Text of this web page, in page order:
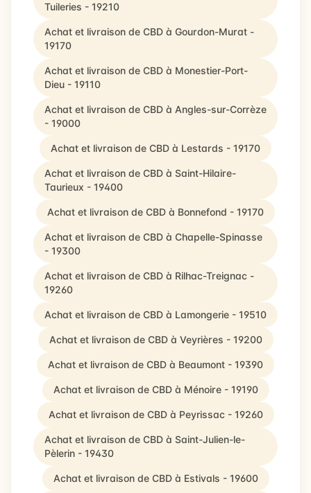
Tuileries - 19210
Achat et livraison de CBD à Gourdon-Murat -
19170
Achat et livraison de CBD à Monestier-Port-
Dieu - 19110
Achat et livraison de CBD à Angles-sur-Corrèze
- 19000
Achat et livraison de CBD à Lestards - 19170
Achat et livraison de CBD à Saint-Hilaire-
Taurieux - 19400
Achat et livraison de CBD à Bonnefond - 19170
Achat et livraison de CBD à Chapelle-Spinasse
- 19300
Achat et livraison de CBD à Rilhac-Treignac -
19260
Achat et livraison de CBD à Lamongerie - 19510
Achat et livraison de CBD à Veyrières - 19200
Achat et livraison de CBD à Beaumont - 19390
Achat et livraison de CBD à Ménoire - 19190
Achat et livraison de CBD à Peyrissac - 19260
Achat et livraison de CBD à Saint-Julien-le-
Pèlerin - 19430
Achat et livraison de CBD à Estivals - 19600